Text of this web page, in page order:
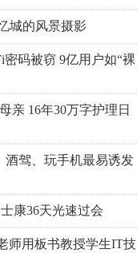
城的风景摄影
码被窃 9亿用户如“裸
亲 16年30万字护理日
酒驾、玩手机最易诱发
康36天光速过会
师用板书教授学生IT技